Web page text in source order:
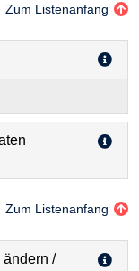
Zum Listenanfang
Zum Listenanfang
/